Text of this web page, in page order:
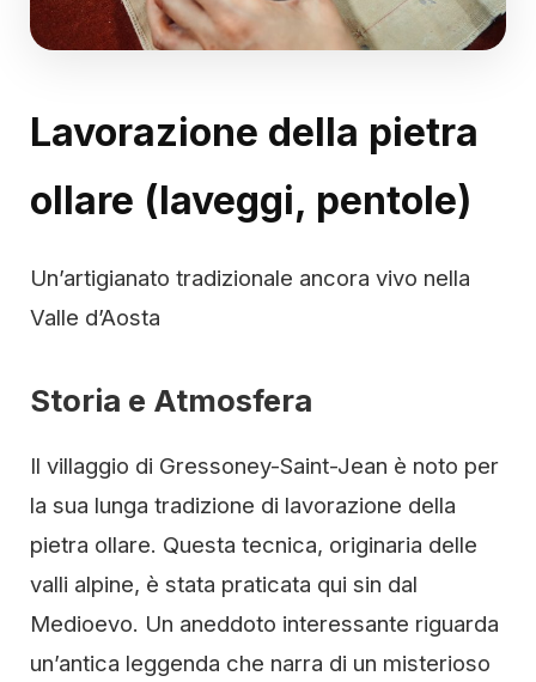
Lavorazione della pietra
ollare (laveggi, pentole)
Un’artigianato tradizionale ancora vivo nella
Valle d’Aosta
Storia e Atmosfera
Il villaggio di Gressoney-Saint-Jean è noto per
la sua lunga tradizione di lavorazione della
pietra ollare. Questa tecnica, originaria delle
valli alpine, è stata praticata qui sin dal
Medioevo. Un aneddoto interessante riguarda
un’antica leggenda che narra di un misterioso